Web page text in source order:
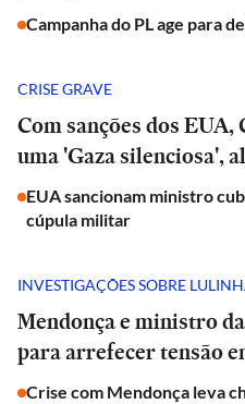
Campanha do PL age para
CRISE GRAVE
Com sanções dos
uma 'Gaza silenciosa',
EUA sancionam ministro
cúpula militar
INVESTIGAÇÕES SOBRE
Mendonça e ministro
para arrefecer tensão
Crise com Mendonça leva